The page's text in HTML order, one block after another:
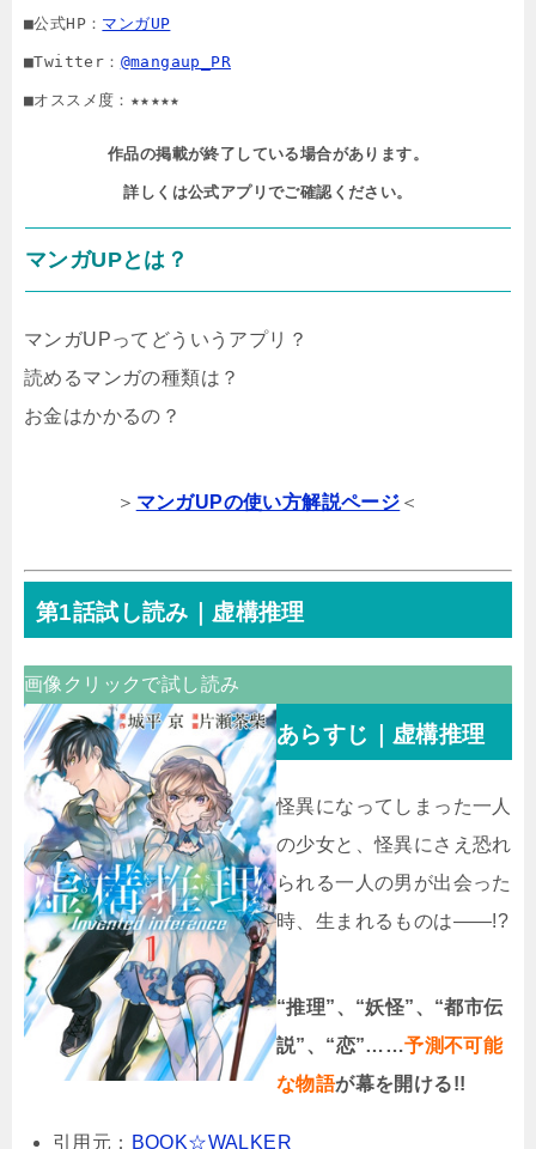
■公式HP： マンガUP
■Twitter： @mangaup_PR
■オススメ度：★★★★★
作品の掲載が終了している場合があります。
詳しくは公式アプリでご確認ください。
マンガUPとは？
マンガUPってどういうアプリ？
読めるマンガの種類は？
お金はかかるの？
＞ マンガUPの使い方解説ページ ＜
第1話試し読み｜虚構推理
画像クリックで試し読み
引用元： BOOK☆WALKER
あらすじ｜虚構推理
怪異になってしまった一人
の少女と、怪異にさえ恐れ
られる一人の男が出会った
時、生まれるものは――!?
“推理”、“妖怪”、“都市伝
説”、“恋”……予測不可能
な物語が幕を開ける!!